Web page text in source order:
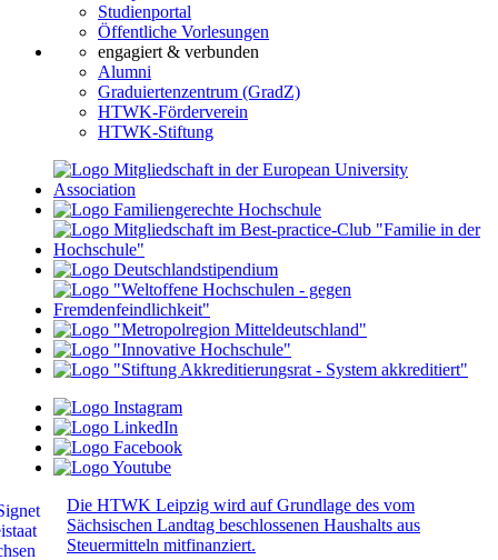
Studienportal
Öffentliche Vorlesungen
engagiert & verbunden
Alumni
Graduiertenzentrum (GradZ)
HTWK-Förderverein
HTWK-Stiftung
Die HTWK Leipzig wird auf Grundlage des vom
Sächsischen Landtag beschlossenen Haushalts aus
Steuermitteln mitfinanziert.